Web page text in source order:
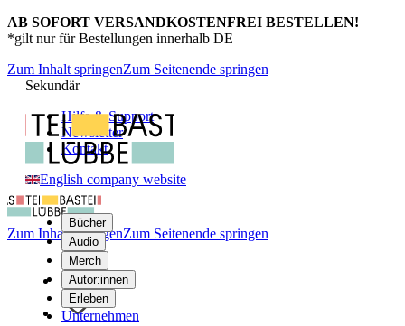
AB SOFORT VERSANDKOSTENFREI BESTELLEN!
*gilt nur für Bestellungen innerhalb DE
Zum Inhalt springenZum Seitenende springen
Sekundär
Hilfe & Support
Newsletter
Kontakt
English company website
Bücher
Audio
Merch
Autor:innen
Erleben
Unternehmen
Zum Inhalt springenZum Seitenende springen